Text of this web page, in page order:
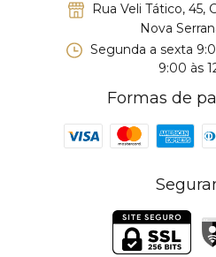
Rua Veli Tático, 45,
Nova
Segunda a sexta
9:00 às
Formas de